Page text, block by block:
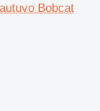
Bobcat